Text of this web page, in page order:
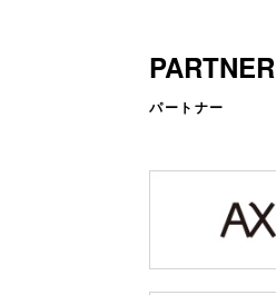
PARTNER
パートナー